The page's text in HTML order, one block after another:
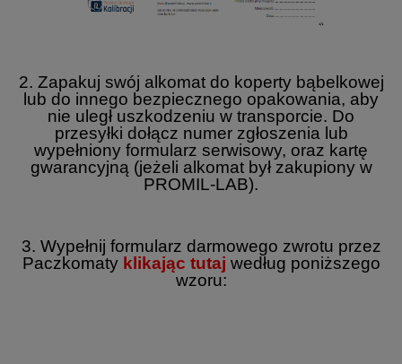
2. Zapakuj swój alkomat do koperty bąbelkowej
lub do innego bezpiecznego opakowania, aby
nie uległ uszkodzeniu w transporcie. Do
przesyłki dołącz numer zgłoszenia lub
wypełniony formularz serwisowy, oraz kartę
gwarancyjną (jeżeli alkomat był zakupiony w
PROMIL-LAB).
3. Wypełnij formularz darmowego zwrotu przez
Paczkomaty klikając tutaj według poniższego
wzoru: